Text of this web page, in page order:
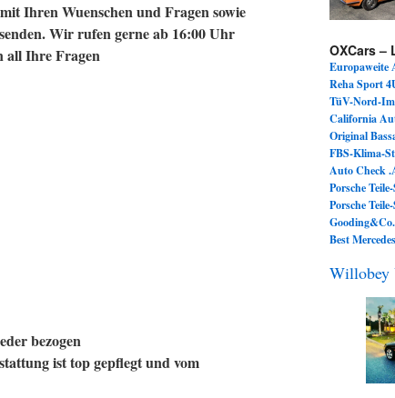
Ihren Wuenschen und Fragen sowie
Wir rufen gerne ab 16:00 Uhr
all Ihre Fragen
bezogen
ist top gepflegt und vom
OXCars –
Europaweite
Reha Sport
TüV-Nord-
California
Original
FBS-Klima-
Auto Check
Porsche
Porsche
Best
Willobey